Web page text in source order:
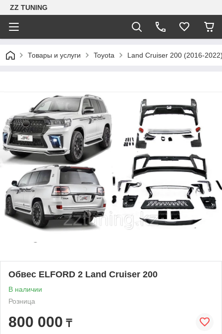
ZZ TUNING
Товары и услуги Toyota Land Cruiser 200 (2016-
Обвес ELFORD 2 Land Cruiser 200
В наличии
Розница
800 000 ₸